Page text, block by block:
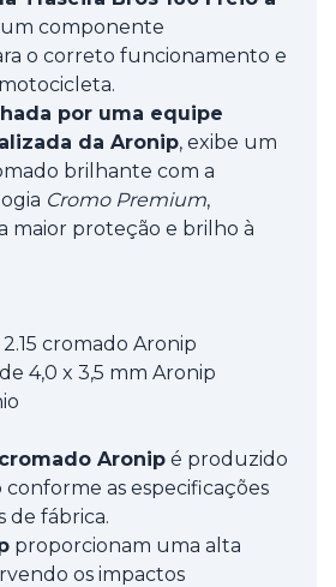
componente
o correto funcionamento e
por uma equipe
da Aronip, exibe um
brilhante com a
Cromo Premium,
maior proteção e brilho à
cromado Aronip
4,0 x 3,5 mm Aronip
cromado Aronip é produzido
as especificações
de fábrica.
proporcionam uma alta
os impactos